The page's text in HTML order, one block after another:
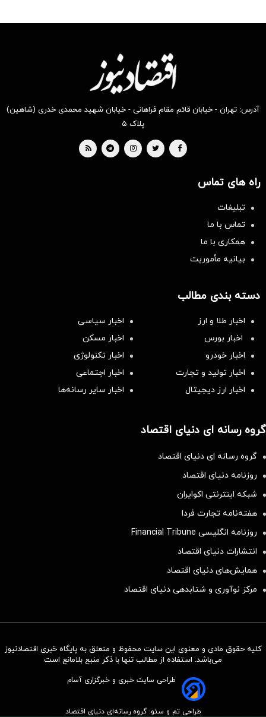
سرمایه‌گذاری همسنگ با شاخص
بخر !
بخر !
آدرس: تهران - خیابان قائم مقام فراهانی - خیابان شهید محمدی خدری (شاهین)
پلاک ۵
راه های تماس
تبلیغات
تماس با ما
همکاری با ما
بیانیه مأموریت
دسته بندی مطالب
اخبار طلا و ارز
اخبار سیاسی
اخبار بورس
اخبار مسکن
اخبار خودرو
اخبار تکنولوژی
اخبار تولید و تجارت
اخبار اجتماعی
اخبار ارز دیجیتال
اخبار سایر رسانه‌‌ها
گروه رسانه ای دنیای اقتصاد
گروه رسانه ای دنیای اقتصاد
روزنامه دنیای اقتصاد
شبکه اینترنتی اکوایران
هفته‌نامه تجارت فردا
روزنامه انگلیسی Financial Tribune
انتشارات دنیای اقتصاد
همایش‌های دنیای اقتصاد
مرکز نوآوری و شتابدهی دنیای اقتصاد
کلیه حقوق مادی و معنوی این سایت محفوظ و متعلق به پایگاه خبری اقتصادنیوز
می‌باشد. استفاده از مطالب تنها با ذکر منبع بلامانع است
طراحی سایت خبری و خبرگزاری آسام
طراحی تم و سئو: گروه رسانه‌ای دنیای اقتصاد